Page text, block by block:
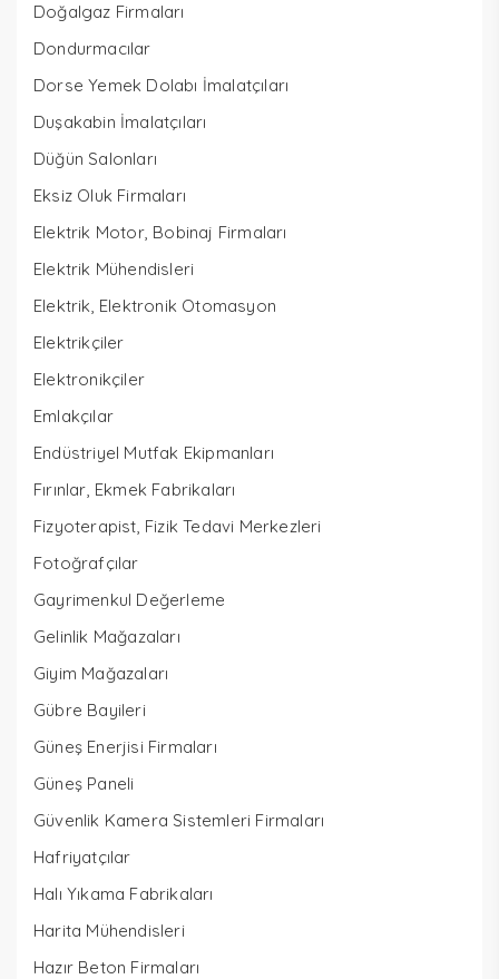
Doğalgaz Firmaları
Dondurmacılar
Dorse Yemek Dolabı İmalatçıları
Duşakabin İmalatçıları
Düğün Salonları
Eksiz Oluk Firmaları
Elektrik Motor, Bobinaj Firmaları
Elektrik Mühendisleri
Elektrik, Elektronik Otomasyon
Elektrikçiler
Elektronikçiler
Emlakçılar
Endüstriyel Mutfak Ekipmanları
Fırınlar, Ekmek Fabrikaları
Fizyoterapist, Fizik Tedavi Merkezleri
Fotoğrafçılar
Gayrimenkul Değerleme
Gelinlik Mağazaları
Giyim Mağazaları
Gübre Bayileri
Güneş Enerjisi Firmaları
Güneş Paneli
Güvenlik Kamera Sistemleri Firmaları
Hafriyatçılar
Halı Yıkama Fabrikaları
Harita Mühendisleri
Hazır Beton Firmaları